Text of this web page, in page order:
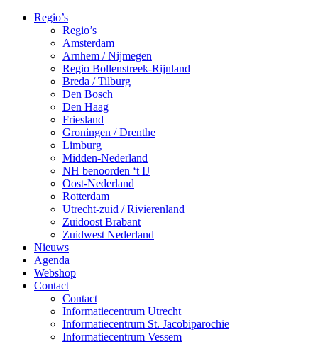
Regio’s
Regio’s
Amsterdam
Arnhem / Nijmegen
Regio Bollenstreek-Rijnland
Breda / Tilburg
Den Bosch
Den Haag
Friesland
Groningen / Drenthe
Limburg
Midden-Nederland
NH benoorden ‘t IJ
Oost-Nederland
Rotterdam
Utrecht-zuid / Rivierenland
Zuidoost Brabant
Zuidwest Nederland
Nieuws
Agenda
Webshop
Contact
Contact
Informatiecentrum Utrecht
Informatiecentrum St. Jacobiparochie
Informatiecentrum Vessem